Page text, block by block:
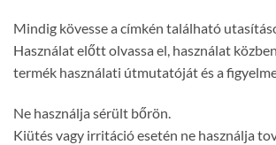
Mindig kövesse a címkén található
Használat előtt olvassa el, használat
termék használati útmutatóját és a
Ne használja sérült bőrön.
Kiütés vagy irritáció esetén ne használja